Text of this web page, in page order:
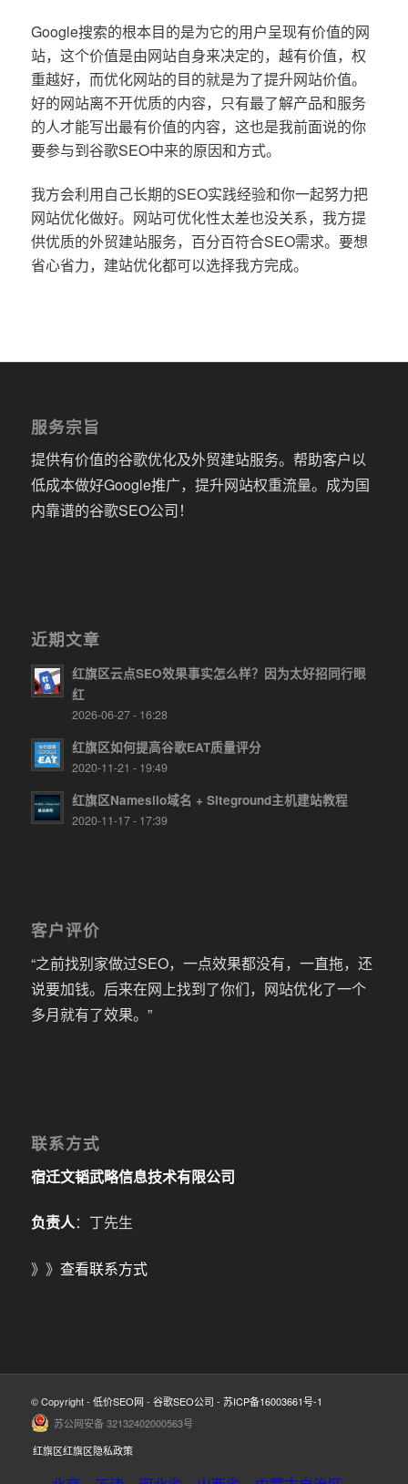
Google搜索的根本目的是为它的用户呈现有价值的网
站，这个价值是由网站自身来决定的，越有价值，权
重越好，而优化网站的目的就是为了提升网站价值。
好的网站离不开优质的内容，只有最了解产品和服务
的人才能写出最有价值的内容，这也是我前面说的你
要参与到谷歌SEO中来的原因和方式。
我方会利用自己长期的SEO实践经验和你一起努力把
网站优化做好。网站可优化性太差也没关系，我方提
供优质的外贸建站服务，百分百符合SEO需求。要想
省心省力，建站优化都可以选择我方完成。
服务宗旨
提供有价值的谷歌优化及外贸建站服务。帮助客户以
低成本做好Google推广，提升网站权重流量。成为国
内靠谱的谷歌SEO公司！
近期文章
红旗区云点SEO效果事实怎么样？因为太好招同行眼
红
2026-06-27 - 16:28
红旗区如何提高谷歌EAT质量评分
2020-11-21 - 19:49
红旗区Namesilo域名 + Siteground主机建站教程
2020-11-17 - 17:39
客户评价
“之前找别家做过SEO，一点效果都没有，一直拖，还
说要加钱。后来在网上找到了你们，网站优化了一个
多月就有了效果。”
联系方式
宿迁文韬武略信息技术有限公司
负责人：丁先生
》》 查看联系方式
© Copyright - 低价SEO网 - 谷歌SEO公司 - 苏ICP备16003661号-1
苏公网安备 32132402000563号
红旗区红旗区隐私政策